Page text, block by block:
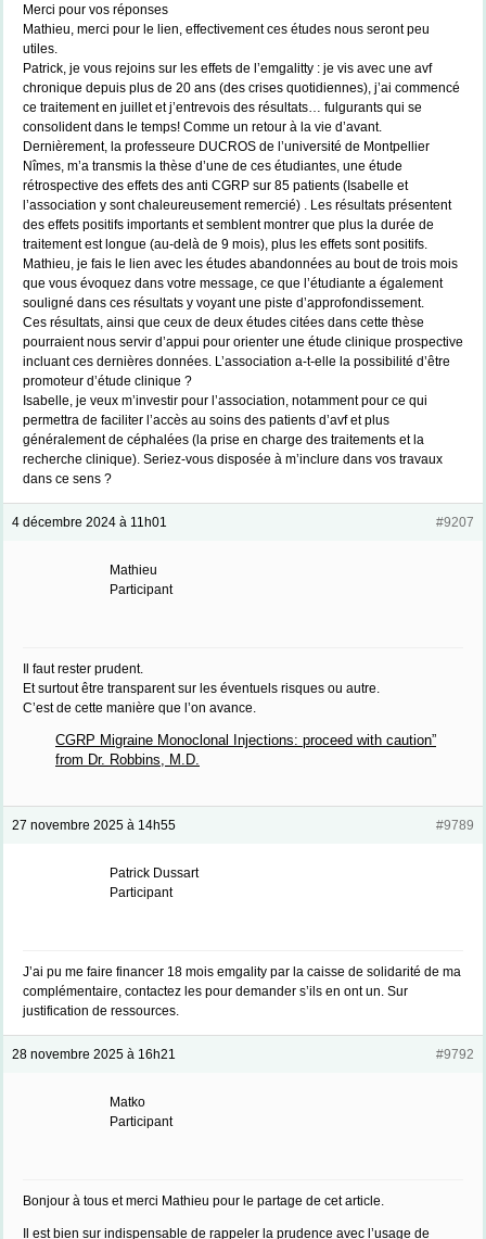
Merci pour vos réponses
Mathieu, merci pour le lien, effectivement ces études nous seront peu
utiles.
Patrick, je vous rejoins sur les effets de l’emgalitty : je vis avec une avf
chronique depuis plus de 20 ans (des crises quotidiennes), j’ai commencé
ce traitement en juillet et j’entrevois des résultats… fulgurants qui se
consolident dans le temps! Comme un retour à la vie d’avant.
Dernièrement, la professeure DUCROS de l’université de Montpellier
Nîmes, m’a transmis la thèse d’une de ces étudiantes, une étude
rétrospective des effets des anti CGRP sur 85 patients (Isabelle et
l’association y sont chaleureusement remercié) . Les résultats présentent
des effets positifs importants et semblent montrer que plus la durée de
traitement est longue (au-delà de 9 mois), plus les effets sont positifs.
Mathieu, je fais le lien avec les études abandonnées au bout de trois mois
que vous évoquez dans votre message, ce que l’étudiante a également
souligné dans ces résultats y voyant une piste d’approfondissement.
Ces résultats, ainsi que ceux de deux études citées dans cette thèse
pourraient nous servir d’appui pour orienter une étude clinique prospective
incluant ces dernières données. L’association a-t-elle la possibilité d’être
promoteur d’étude clinique ?
Isabelle, je veux m’investir pour l’association, notamment pour ce qui
permettra de faciliter l’accès au soins des patients d’avf et plus
généralement de céphalées (la prise en charge des traitements et la
recherche clinique). Seriez-vous disposée à m’inclure dans vos travaux
dans ce sens ?
4 décembre 2024 à 11h01 #9207
Mathieu
Participant
Il faut rester prudent.
Et surtout être transparent sur les éventuels risques ou autre.
C’est de cette manière que l’on avance.
CGRP Migraine Monoclonal Injections: proceed with caution”
from Dr. Robbins, M.D.
27 novembre 2025 à 14h55 #9789
Patrick Dussart
Participant
J’ai pu me faire financer 18 mois emgality par la caisse de solidarité de ma
complémentaire, contactez les pour demander s’ils en ont un. Sur
justification de ressources.
28 novembre 2025 à 16h21 #9792
Matko
Participant
Bonjour à tous et merci Mathieu pour le partage de cet article.
Il est bien sur indispensable de rappeler la prudence avec l’usage de